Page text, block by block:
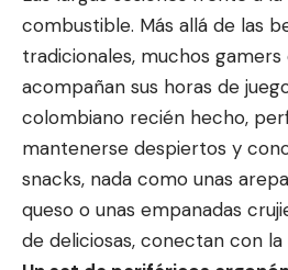
combustible. Más allá de las
tradicionales, muchos
acompañan sus horas de
colombiano recién hecho,
mantenerse despiertos y
snacks, nada como unas
queso o unas empanadas
de deliciosas, conectan con la